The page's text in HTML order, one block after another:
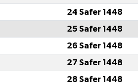
24 Safer 1448
25 Safer 1448
26 Safer 1448
27 Safer 1448
28 Safer 1448